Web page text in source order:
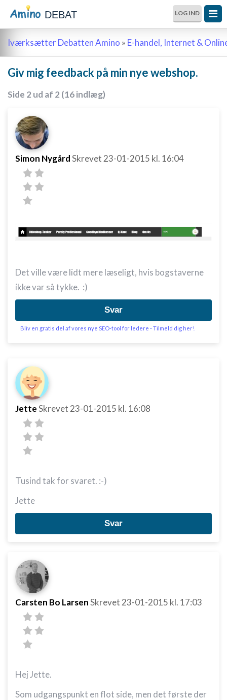
DEBAT LOG IND
Iværksætter Debatten Amino » E-handel, Internet &
Giv mig feedback på min nye webshop.
Side 2 ud af 2 (16 indlæg)
Simon NygårdSkrevet 23-01-2015 kl. 16:04
Det ville være lidt mere læseligt, hvis bogstaverne
ikke var så tykke. :)
Svar
Bliv en gratis del af vores nye SEO-tool for ledere - Tilmeld dig her!
JetteSkrevet 23-01-2015 kl. 16:08
Tusind tak for svaret. :-)
Jette
Svar
Carsten Bo LarsenSkrevet 23-01-2015 kl. 17:03
Hej Jette.
Som udgangspunkt en flot side, men det første der